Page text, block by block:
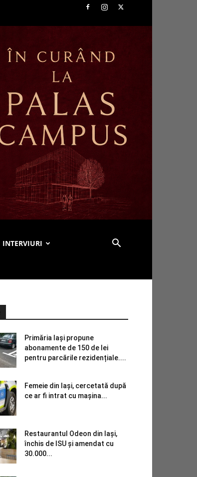
INTERVIURI
Primăria Iași propune
abonamente de 150 de lei
pentru parcările rezidențiale....
Femeie din Iași, cercetată după
ce ar fi intrat cu mașina...
Restaurantul Odeon din Iași,
închis de ISU și amendat cu
30.000...